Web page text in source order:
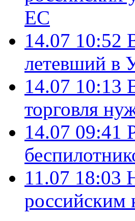
ЕС
14.07 10:52
летевший в
14.07 10:13
торговля
14.07 09:41
11.07 18:03
российским